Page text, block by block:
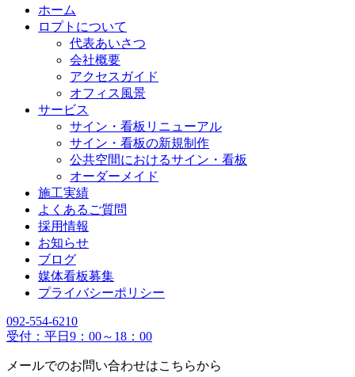
ホーム
ロプトについて
代表あいさつ
会社概要
アクセスガイド
オフィス風景
サービス
サイン・看板リニューアル
サイン・看板の新規制作
公共空間におけるサイン・看板
オーダーメイド
施工実績
よくあるご質問
採用情報
お知らせ
ブログ
媒体看板募集
プライバシーポリシー
092-554-6210
受付：平日9：00～18：00
メールでのお問い合わせはこちらから